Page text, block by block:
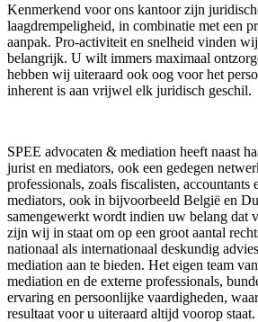
Kenmerkend voor ons kantoor zijn
laagdrempeligheid, in combinatie met een
aanpak. Pro-activiteit en snelheid vinden
belangrijk. U wilt immers maximaal
hebben wij uiteraard ook oog voor het
inherent is aan vrijwel elk juridisch geschil.
SPEE advocaten & mediation heeft naast
jurist en mediators, ook een gedegen
professionals, zoals fiscalisten, accountants
mediators, ook in bijvoorbeeld België en
samengewerkt wordt indien uw belang dat
zijn wij in staat om op een groot aantal
nationaal als internationaal deskundig
mediation aan te bieden. Het eigen team
mediation en de externe professionals,
ervaring en persoonlijke vaardigheden,
resultaat voor u uiteraard altijd voorop staat.